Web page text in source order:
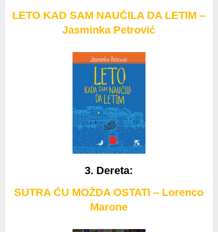
LETO KAD SAM NAUČILA DA LETIM –
Jasminka Petrović
3. Dereta:
SUTRA ĆU MOŽDA OSTATI – Lorenco
Marone